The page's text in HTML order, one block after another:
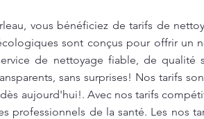
vous bénéficiez de tarifs de
sont conçus pour offrir un
de nettoyage fiable, de qualité
sans surprises! Nos tarifs
aujourd'hui!. Avec nos tarifs
professionnels de la santé. Les nos